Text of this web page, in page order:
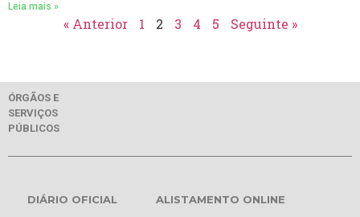
Leia mais »
« Anterior 1 2 3 4 5 Seguinte »
ÓRGÃOS E
SERVIÇOS
PÚBLICOS
DIÁRIO OFICIAL ALISTAMENTO ONLINE